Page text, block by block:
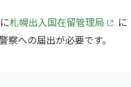
札幌出入国在留管理局
に
への届出が必要です。